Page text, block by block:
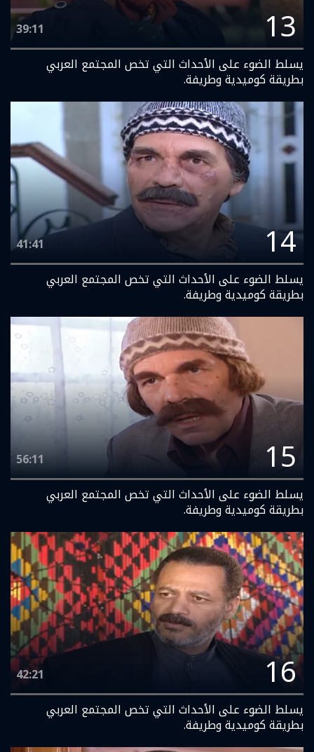
13
39:11
يسلط الضوء على الأحداث التي تخص المجتمع العربي
بطريقة كوميدية وطريفة.
14
41:41
يسلط الضوء على الأحداث التي تخص المجتمع العربي
بطريقة كوميدية وطريفة.
15
56:11
يسلط الضوء على الأحداث التي تخص المجتمع العربي
بطريقة كوميدية وطريفة.
16
42:21
يسلط الضوء على الأحداث التي تخص المجتمع العربي
بطريقة كوميدية وطريفة.